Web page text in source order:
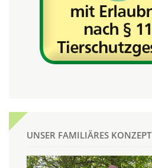
UNSER FAMILIÄRES KONZEPT